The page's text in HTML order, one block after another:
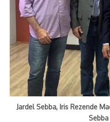
Jardel Sebba, Iris Rezende
Sebba